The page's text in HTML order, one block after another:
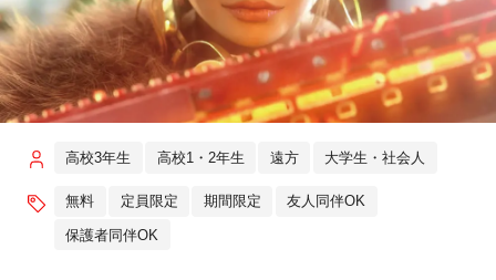
高校3年生 高校1・2年生 遠方 大学生・社会人
無料 定員限定 期間限定 友人同伴OK
保護者同伴OK